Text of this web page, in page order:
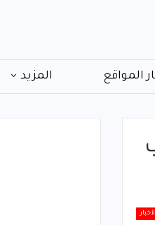
المواقع المزيد